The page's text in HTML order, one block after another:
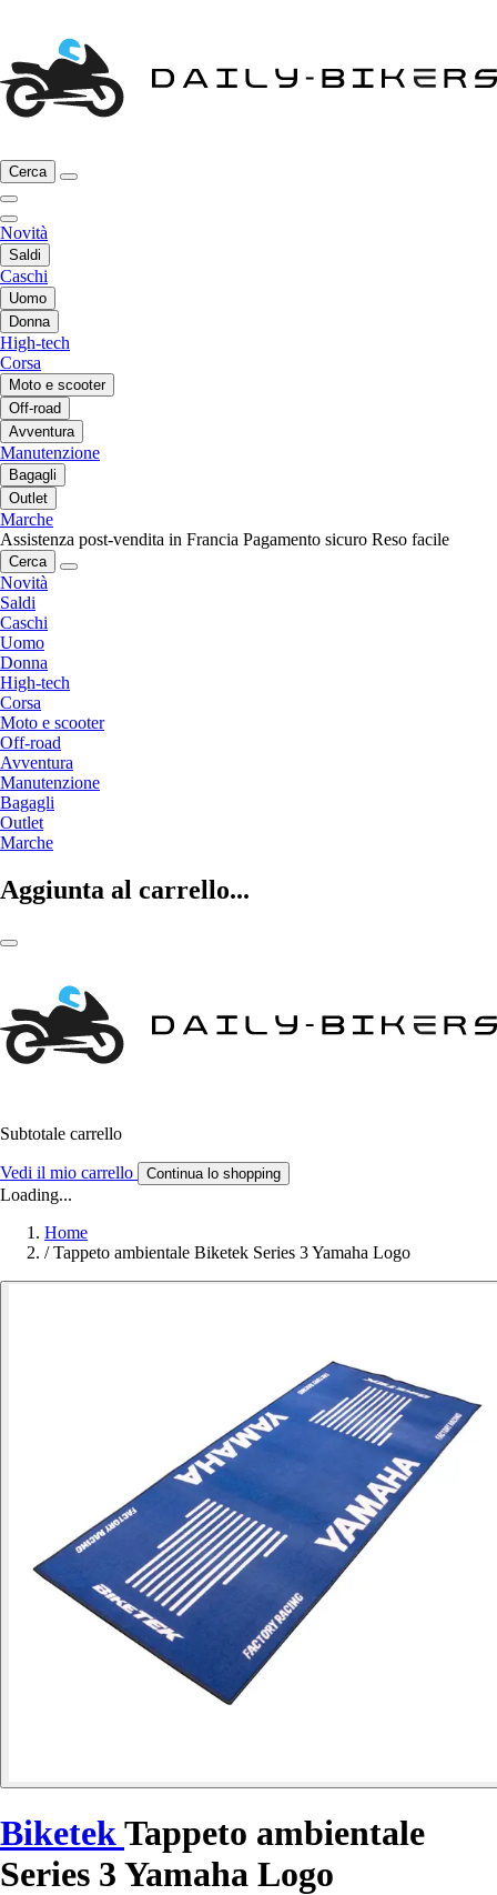
Cerca
Novità
Saldi
Caschi
Uomo
Donna
High-tech
Corsa
Moto e scooter
Off-road
Avventura
Manutenzione
Bagagli
Outlet
Marche
Assistenza post-vendita in Francia Pagamento sicuro Reso facile
Cerca
Novità
Saldi
Caschi
Uomo
Donna
High-tech
Corsa
Moto e scooter
Off-road
Avventura
Manutenzione
Bagagli
Outlet
Marche
Aggiunta al carrello...
Subtotale carrello
Vedi il mio carrello Continua lo shopping
Loading...
Home
/ Tappeto ambientale Biketek Series 3 Yamaha Logo
BiketekTappeto ambientale
Series 3 Yamaha Logo